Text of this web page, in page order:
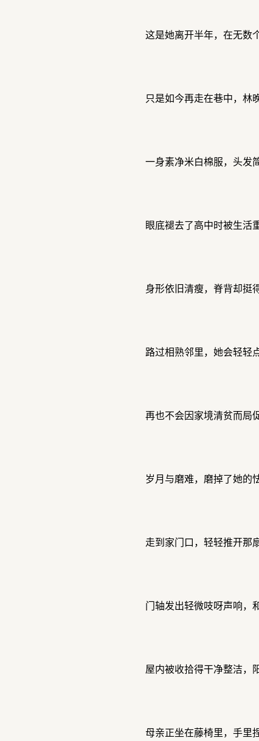
这是她离开半年，在无数
只是如今再走在巷中，林
一身素净米白棉服，头发
眼底褪去了高中时被生活
身形依旧清瘦，脊背却挺
路过相熟邻里，她会轻轻
再也不会因家境清贫而局
岁月与磨难，磨掉了她的
走到家门口，轻轻推开那
门轴发出轻微吱呀声响，
屋内被收拾得干净整洁，
母亲正坐在藤椅里，手里